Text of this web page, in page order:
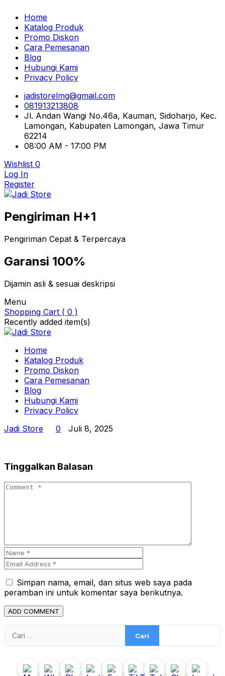
Home
Katalog Produk
Promo Diskon
Cara Pemesanan
Blog
Hubungi Kami
Privacy Policy
jadistorelmg@gmail.com
081913213808
Jl. Andan Wangi No.46a, Kauman, Sidoharjo, Kec.
Lamongan, Kabupaten Lamongan, Jawa Timur
62214
08:00 AM - 17:00 PM
Wishlist 0
Log In
Register
Pusat Aksesoris HP, Komputer & Produk Unik di
Lamongan
Pengiriman H+1
Pengiriman Cepat & Terpercaya
Garansi 100%
Dijamin asli & sesuai deskripsi
Menu
Shopping Cart ( 0 )
Recently added item(s)
Home
Katalog Produk
Promo Diskon
Cara Pemesanan
Blog
Hubungi Kami
Privacy Policy
Jadi Store
0 Juli 8, 2025
Tinggalkan Balasan
Simpan nama, email, dan situs web saya pada
peramban ini untuk komentar saya berikutnya.
Cari
untuk: